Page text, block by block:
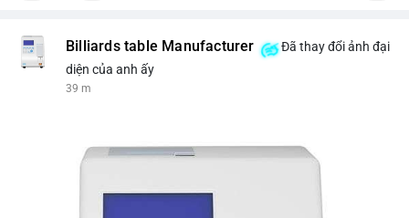
Billiards table Manufacturer
Đã thay đổi ảnh đại
diện của anh ấy
39 m